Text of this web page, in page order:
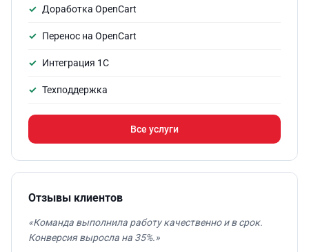
Доработка OpenCart
Перенос на OpenCart
Интеграция 1С
Техподдержка
Все услуги
Отзывы клиентов
«Команда выполнила работу качественно и в срок.
Конверсия выросла на 35%.»